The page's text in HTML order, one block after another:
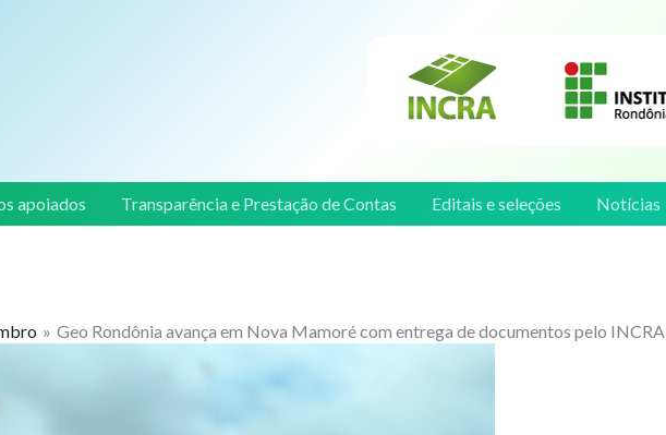
apoiados Transparência e Prestação de Contas Editais e seleções Notícias
Geo Rondônia avança em Nova Mamoré com entrega de documentos pelo INCRA